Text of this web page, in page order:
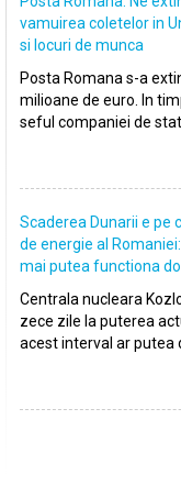
vamuirea coletelor in
si locuri de munca
Posta Romana s-a
milioane de euro. In
seful companiei de
Scaderea Dunarii e pe
de energie al
mai putea functiona
Centrala nucleara
zece zile la puterea
acest interval ar putea